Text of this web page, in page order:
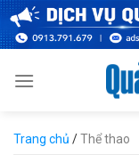
Skip
to
Trang chủ /Thể thao